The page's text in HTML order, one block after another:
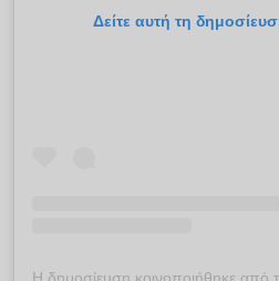
Δείτε αυτή τη